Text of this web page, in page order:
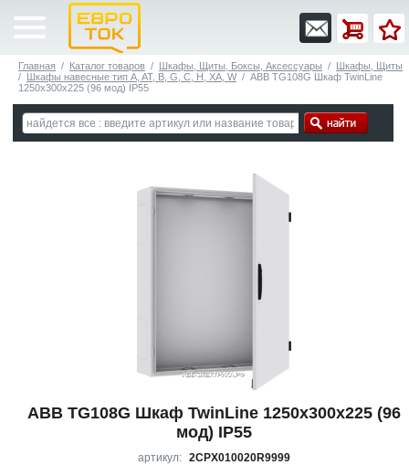
Главная / Каталог товаров / Шкафы, Щиты, Боксы, Аксессуары / Шкафы, Щиты
/ Шкафы навесные тип A, AT, B, G, C, H, XA, W / ABB TG108G Шкаф TwinLine
1250x300x225 (96 мод) IP55
ABB TG108G Шкаф TwinLine 1250x300x225 (96
мод) IP55
артикул: 2CPX010020R9999